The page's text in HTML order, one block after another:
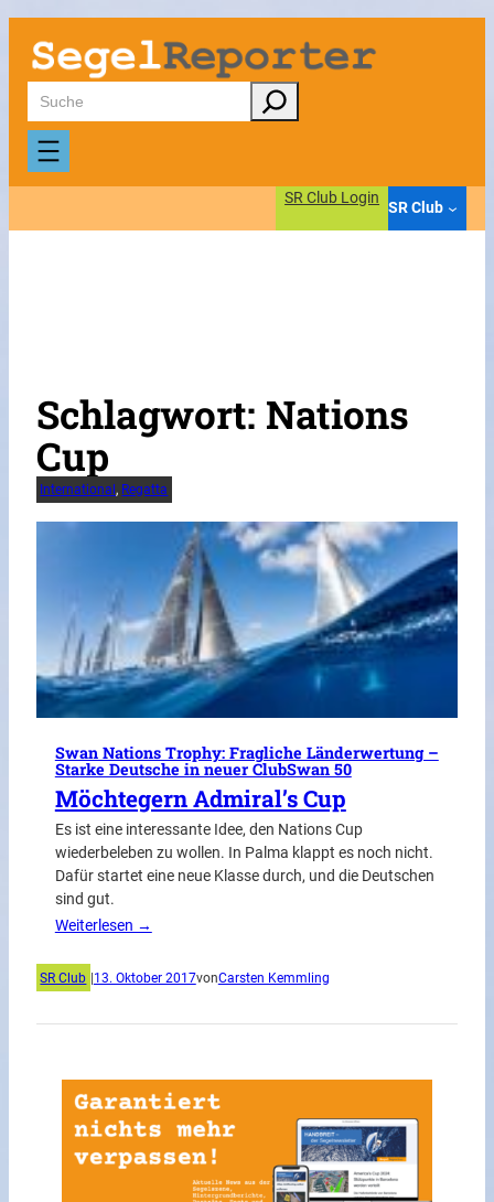
Zum
Inhalt
springen
Suchen
SR Club Login
SR Club
Schlagwort: Nations
Cup
International, Regatta
Swan Nations Trophy: Fragliche Länderwertung –
Starke Deutsche in neuer ClubSwan 50
Möchtegern Admiral’s Cup
Es ist eine interessante Idee, den Nations Cup
wiederbeleben zu wollen. In Palma klappt es noch nicht.
Dafür startet eine neue Klasse durch, und die Deutschen
sind gut.
Weiterlesen →
SR Club |13. Oktober 2017vonCarsten Kemmling